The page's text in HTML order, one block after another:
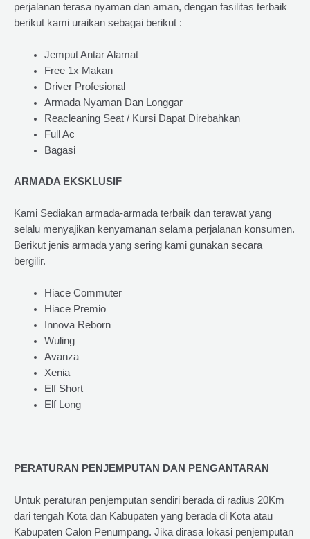
perjalanan terasa nyaman dan aman, dengan fasilitas terbaik
berikut kami uraikan sebagai berikut :
Jemput Antar Alamat
Free 1x Makan
Driver Profesional
Armada Nyaman Dan Longgar
Reacleaning Seat / Kursi Dapat Direbahkan
Full Ac
Bagasi
ARMADA EKSKLUSIF
Kami Sediakan armada-armada terbaik dan terawat yang
selalu menyajikan kenyamanan selama perjalanan konsumen.
Berikut jenis armada yang sering kami gunakan secara
bergilir.
Hiace Commuter
Hiace Premio
Innova Reborn
Wuling
Avanza
Xenia
Elf Short
Elf Long
PERATURAN PENJEMPUTAN DAN PENGANTARAN
Untuk peraturan penjemputan sendiri berada di radius 20Km
dari tengah Kota dan Kabupaten yang berada di Kota atau
Kabupaten Calon Penumpang. Jika dirasa lokasi penjemputan